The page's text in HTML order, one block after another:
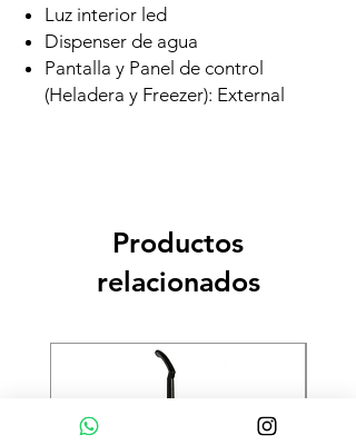
Luz interior led
Dispenser de agua
Pantalla y Panel de control
(Heladera y Freezer): External
Productos
relacionados